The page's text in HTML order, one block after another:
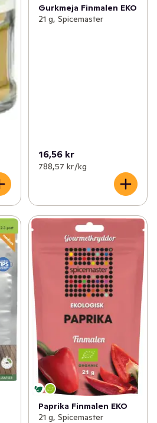
Gurkmeja Finmalen EKO
21 g, Spicemaster
16,56 kr
788,57 kr /kg
Paprika Finmalen EKO
21 g, Spicemaster